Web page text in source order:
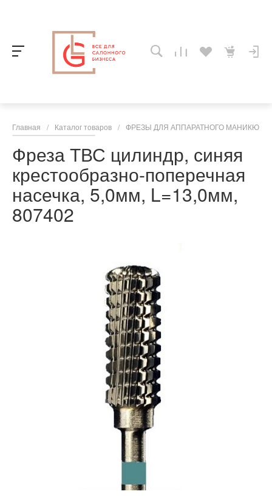
Главная / Каталог товаров / ФРЕЗЫ ДЛЯ АППАРАТНОГО
Фреза ТВС цилиндр, синяя
крестообразно-поперечная
насечка, 5,0мм, L=13,0мм,
807402